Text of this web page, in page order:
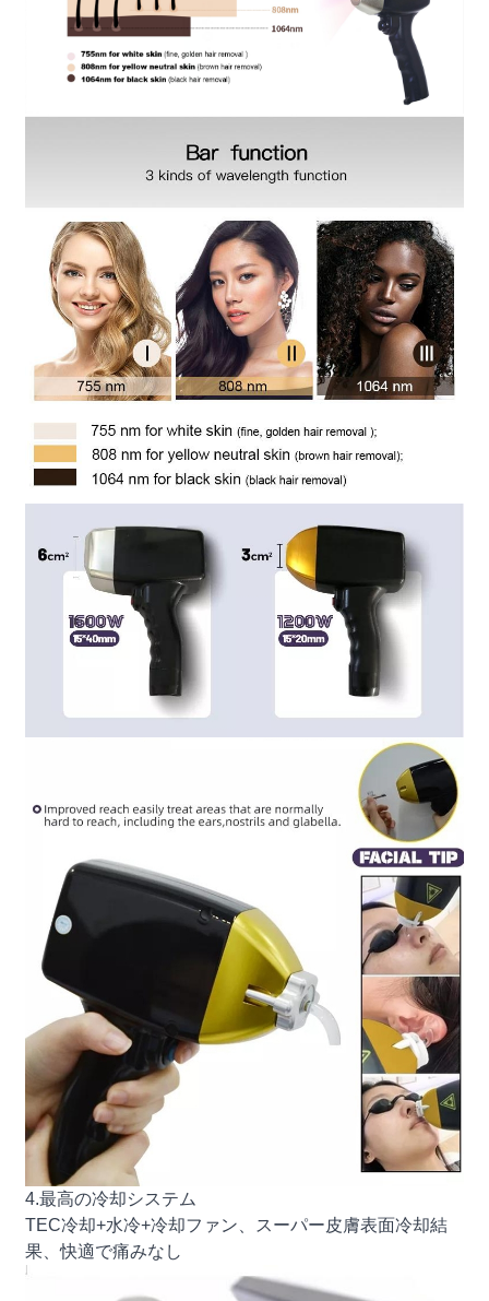
4.最高の冷却システム
TEC冷却+水冷+冷却ファン、スーパー皮膚表面冷却結
果、快適で痛みなし